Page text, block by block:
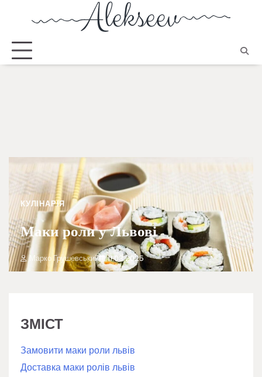
КУЛІНАРІЯ
Маки роли у Львові
Марко Грушевський 11.03.2025
ЗМІСТ
Замовити маки роли львів
Доставка маки ролів львів